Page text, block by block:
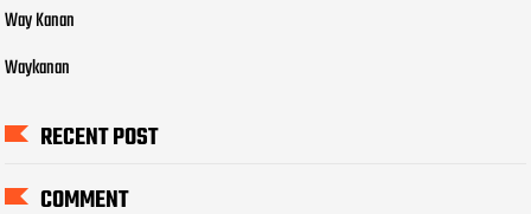
Way Kanan
Waykanan
RECENT POST
COMMENT